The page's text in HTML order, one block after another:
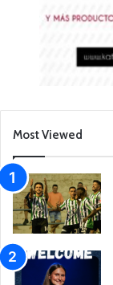
Most Viewed